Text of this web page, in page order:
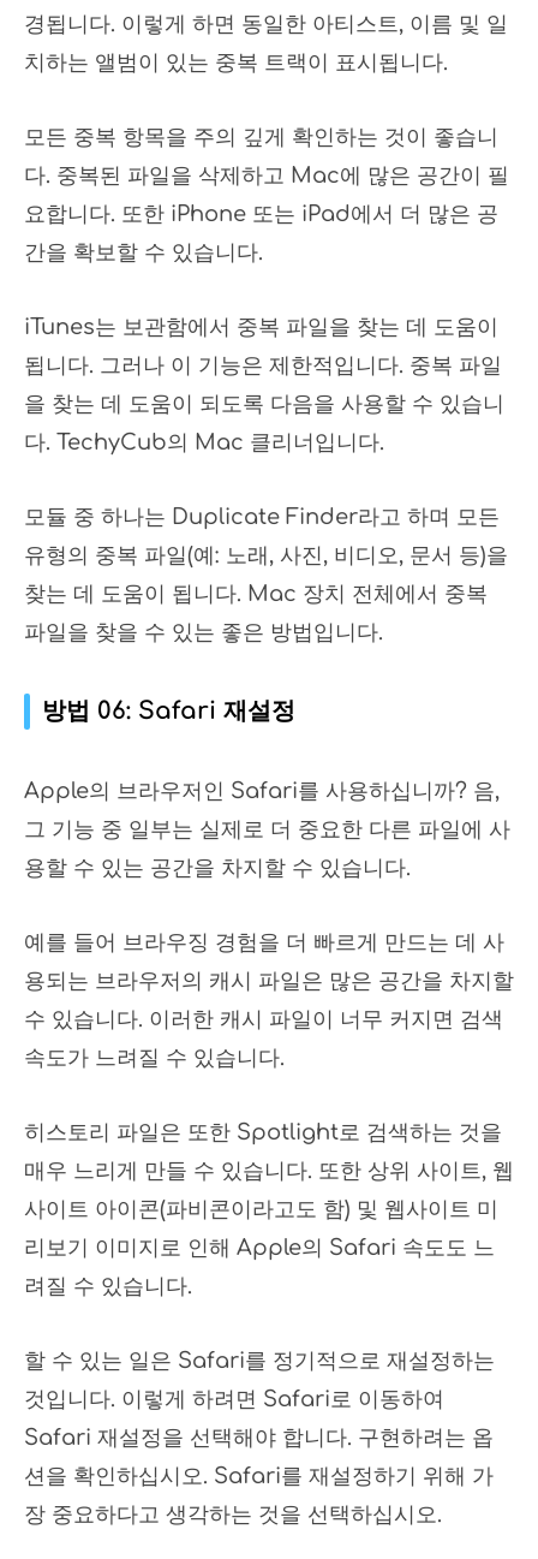
경됩니다. 이렇게 하면 동일한 아티스트, 이름 및 일
치하는 앨범이 있는 중복 트랙이 표시됩니다.
모든 중복 항목을 주의 깊게 확인하는 것이 좋습니
다. 중복된 파일을 삭제하고 Mac에 많은 공간이 필
요합니다. 또한 iPhone 또는 iPad에서 더 많은 공
간을 확보할 수 있습니다.
iTunes는 보관함에서 중복 파일을 찾는 데 도움이
됩니다. 그러나 이 기능은 제한적입니다. 중복 파일
을 찾는 데 도움이 되도록 다음을 사용할 수 있습니
다. TechyCub의 Mac 클리너입니다.
모듈 중 하나는 Duplicate Finder라고 하며 모든
유형의 중복 파일(예: 노래, 사진, 비디오, 문서 등)을
찾는 데 도움이 됩니다. Mac 장치 전체에서 중복
파일을 찾을 수 있는 좋은 방법입니다.
방법 06: Safari 재설정
Apple의 브라우저인 Safari를 사용하십니까? 음,
그 기능 중 일부는 실제로 더 중요한 다른 파일에 사
용할 수 있는 공간을 차지할 수 있습니다.
예를 들어 브라우징 경험을 더 빠르게 만드는 데 사
용되는 브라우저의 캐시 파일은 많은 공간을 차지할
수 있습니다. 이러한 캐시 파일이 너무 커지면 검색
속도가 느려질 수 있습니다.
히스토리 파일은 또한 Spotlight로 검색하는 것을
매우 느리게 만들 수 있습니다. 또한 상위 사이트, 웹
사이트 아이콘(파비콘이라고도 함) 및 웹사이트 미
리보기 이미지로 인해 Apple의 Safari 속도도 느
려질 수 있습니다.
할 수 있는 일은 Safari를 정기적으로 재설정하는
것입니다. 이렇게 하려면 Safari로 이동하여
Safari 재설정을 선택해야 합니다. 구현하려는 옵
션을 확인하십시오. Safari를 재설정하기 위해 가
장 중요하다고 생각하는 것을 선택하십시오.